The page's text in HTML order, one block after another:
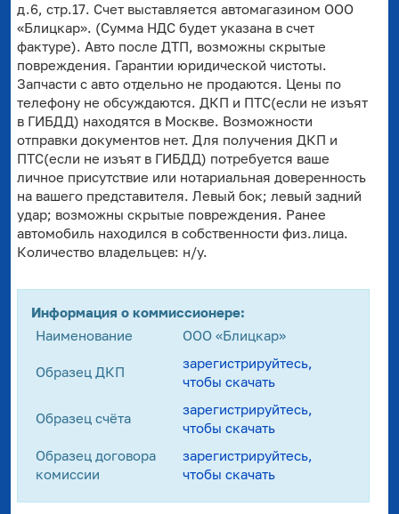
д.6, стр.17. Счет выставляется автомагазином ООО
«Блицкар». (Сумма НДС будет указана в счет
фактуре). Авто после ДТП, возможны скрытые
повреждения. Гарантии юридической чистоты.
Запчасти с авто отдельно не продаются. Цены по
телефону не обсуждаются. ДКП и ПТС(если не изъят
в ГИБДД) находятся в Москве. Возможности
отправки документов нет. Для получения ДКП и
ПТС(если не изъят в ГИБДД) потребуется ваше
личное присутствие или нотариальная доверенность
на вашего представителя. Левый бок; левый задний
удар; возможны скрытые повреждения. Ранее
автомобиль находился в собственности физ.лица.
Количество владельцев: н/у.
Информация о коммиссионере:
Наименование
ООО «Блицкар»
Образец ДКП
зарегистрируйтесь,
чтобы скачать
Образец счёта
зарегистрируйтесь,
чтобы скачать
Образец договора
комиссии
зарегистрируйтесь,
чтобы скачать